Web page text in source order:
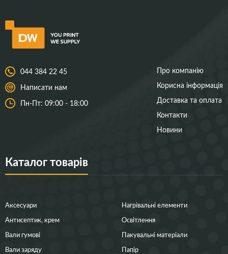
044 384 22 45
Написати нам
Пн-Пт: 09:00 - 18:00
Про компанію
Корисна інформація
Доставка та оплата
Контакти
Новини
Каталог товарів
Аксесуари
Антисептик, крем
Вали гумові
Вали заряду
Нагрівальні елементи
Освітлення
Пакувальні матеріали
Папір